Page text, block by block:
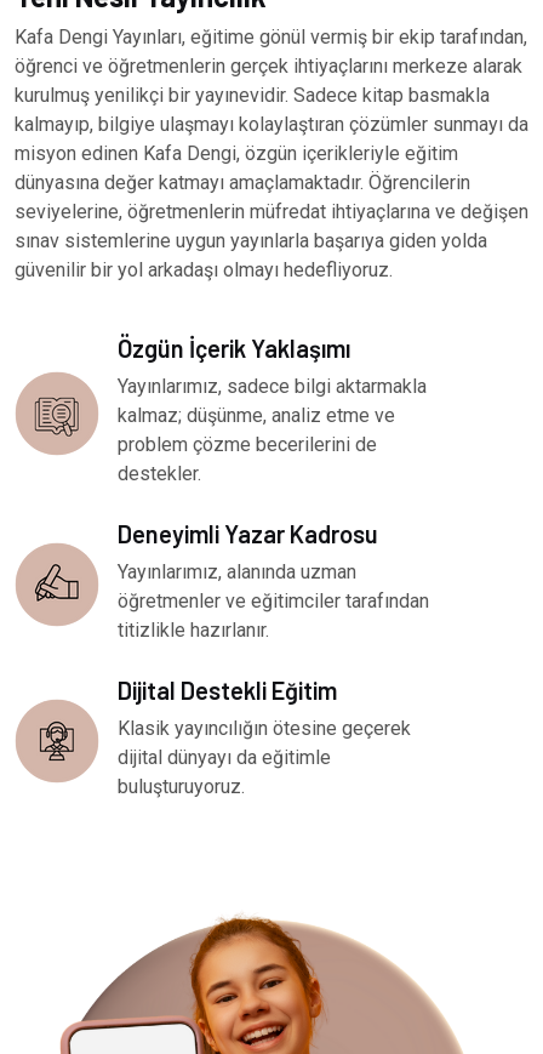
Kafa Dengi Yayınları, eğitime gönül vermiş bir ekip tarafından,
öğrenci ve öğretmenlerin gerçek ihtiyaçlarını merkeze alarak
kurulmuş yenilikçi bir yayınevidir. Sadece kitap basmakla
kalmayıp, bilgiye ulaşmayı kolaylaştıran çözümler sunmayı da
misyon edinen Kafa Dengi, özgün içerikleriyle eğitim
dünyasına değer katmayı amaçlamaktadır. Öğrencilerin
seviyelerine, öğretmenlerin müfredat ihtiyaçlarına ve değişen
sınav sistemlerine uygun yayınlarla başarıya giden yolda
güvenilir bir yol arkadaşı olmayı hedefliyoruz.
Özgün İçerik Yaklaşımı
Yayınlarımız, sadece bilgi aktarmakla
kalmaz; düşünme, analiz etme ve
problem çözme becerilerini de
destekler.
Deneyimli Yazar Kadrosu
Yayınlarımız, alanında uzman
öğretmenler ve eğitimciler tarafından
titizlikle hazırlanır.
Dijital Destekli Eğitim
Klasik yayıncılığın ötesine geçerek
dijital dünyayı da eğitimle
buluşturuyoruz.